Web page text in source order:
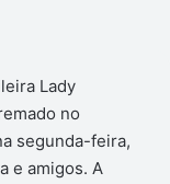
Lady
no
segunda-feira,
e amigos. A